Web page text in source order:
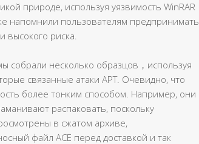
природе, используя уязвимость WinRAR
напомнили пользователям предпринимать
высокого риска.
собрали несколько образцов，используя
связанные атаки APT. Очевидно, что
более тонким способом. Например, они
распаковать, поскольку
в сжатом архиве,
файл ACE перед доставкой и так